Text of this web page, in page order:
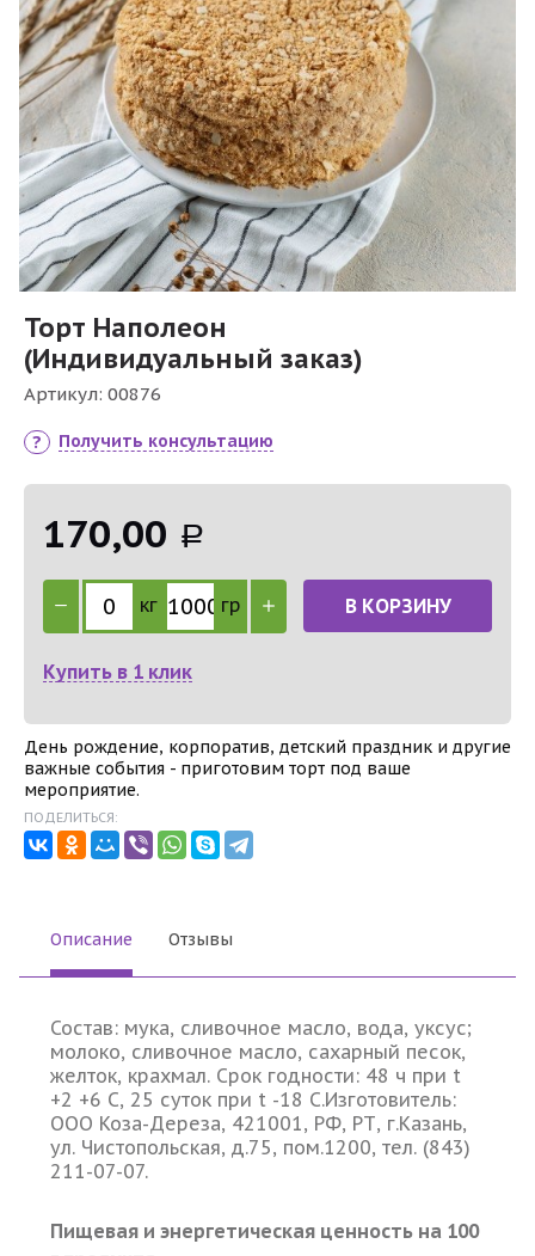
Торт Наполеон
(Индивидуальный заказ)
Артикул: 00876
Получить консультацию
170,00 Р
кг гр В КОРЗИНУ
Купить в 1 клик
День рождение, корпоратив, детский праздник и другие
важные события - приготовим торт под ваше
мероприятие.
ПОДЕЛИТЬСЯ:
Описание Отзывы
Состав: мука, сливочное масло, вода, уксус;
молоко, сливочное масло, сахарный песок,
желток, крахмал. Срок годности: 48 ч при t
+2 +6 С, 25 суток при t -18 C.Изготовитель:
ООО Коза-Дереза, 421001, РФ, РТ, г.Казань,
ул. Чистопольская, д.75, пом.1200, тел. (843)
211-07-07.
Пищевая и энергетическая ценность на 100